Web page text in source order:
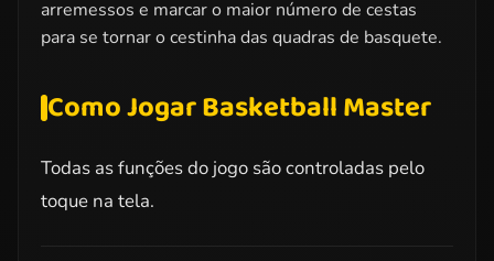
arremessos e marcar o maior número de cestas
para se tornar o cestinha das quadras de basquete.
Como Jogar Basketball Master
Todas as funções do jogo são controladas pelo
toque na tela.